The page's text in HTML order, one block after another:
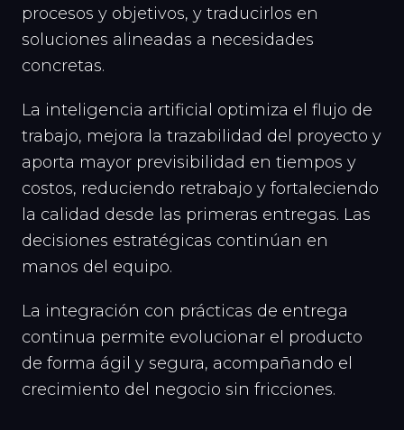
procesos y objetivos, y traducirlos en
soluciones alineadas a necesidades
concretas.
La inteligencia artificial optimiza el flujo de
trabajo, mejora la trazabilidad del proyecto y
aporta mayor previsibilidad en tiempos y
costos, reduciendo retrabajo y fortaleciendo
la calidad desde las primeras entregas. Las
decisiones estratégicas continúan en
manos del equipo.
La integración con prácticas de entrega
continua permite evolucionar el producto
de forma ágil y segura, acompañando el
crecimiento del negocio sin fricciones.